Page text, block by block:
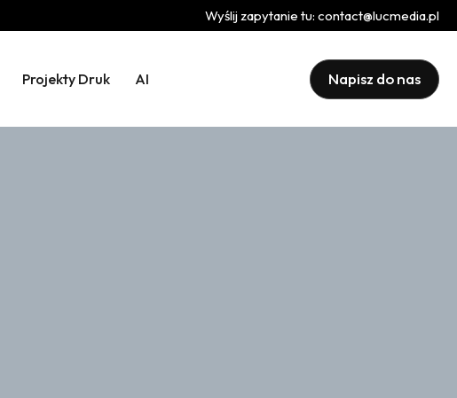
Wyślij zapytanie tu: contact@lucmedia.pl
Projekty Druk AI Napisz do nas